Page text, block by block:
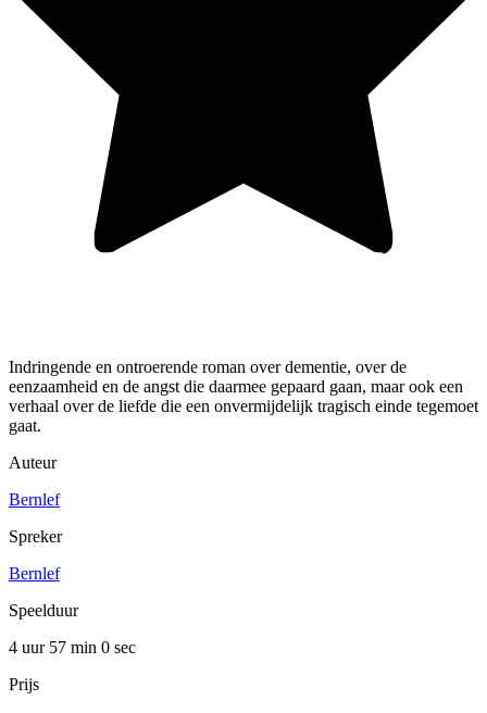
Indringende en ontroerende roman over dementie, over de
eenzaamheid en de angst die daarmee gepaard gaan, maar ook een
verhaal over de liefde die een onvermijdelijk tragisch einde tegemoet
gaat.
Auteur
Bernlef
Spreker
Bernlef
Speelduur
4 uur 57 min 0 sec
Prijs